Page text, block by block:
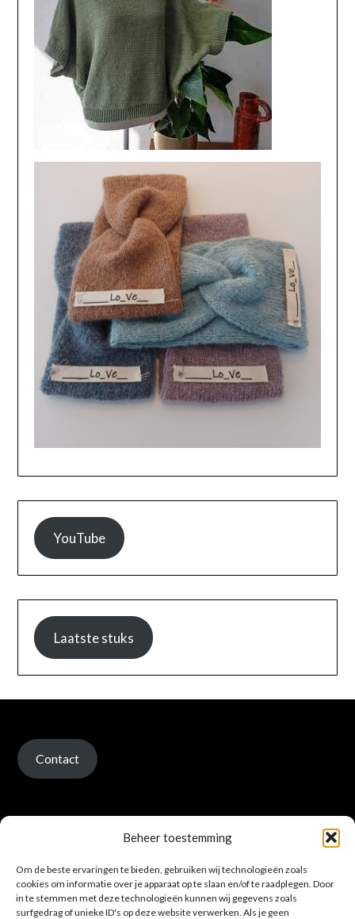
Beheer toestemming
Om de beste ervaringen te bieden, gebruiken wij technologieën zoals
cookies om informatie over je apparaat op te slaan en/of te raadplegen. Door
in te stemmen met deze technologieën kunnen wij gegevens zoals
surfgedrag of unieke ID's op deze website verwerken. Als je geen
YouTube
Laatste stuks
Contact
Verzenden en retour